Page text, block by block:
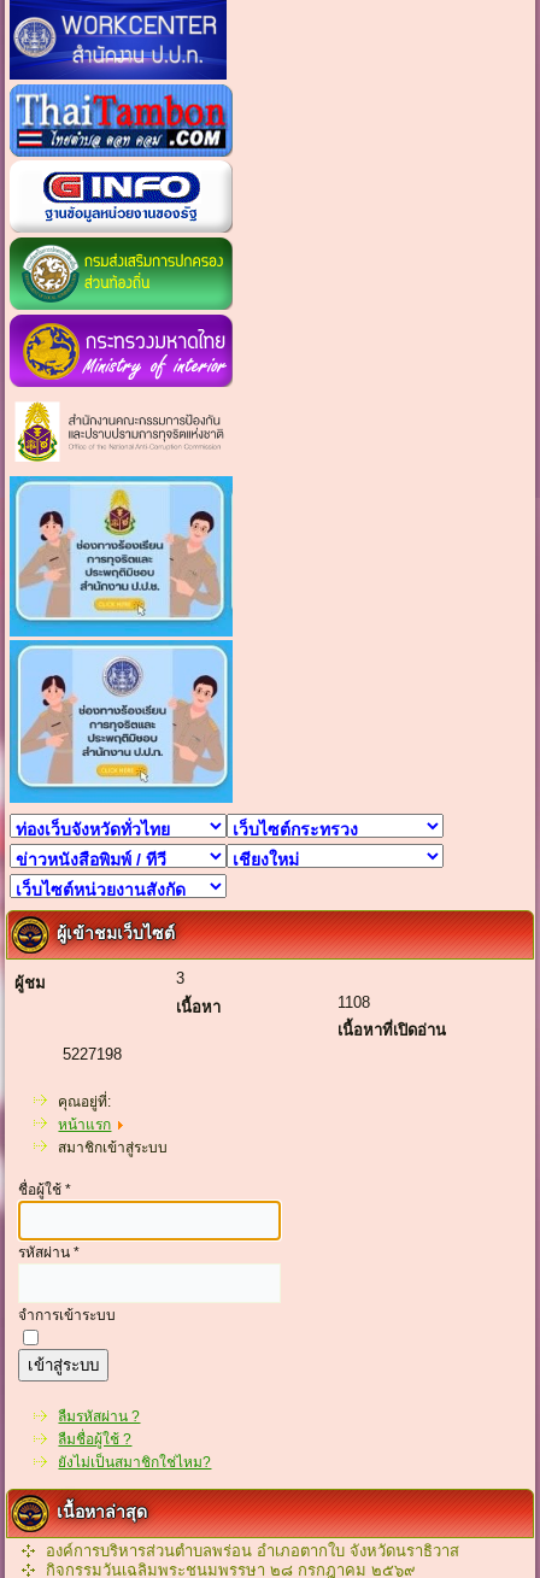
ผู้เข้าชมเว็บไซต์
ผู้ชม
3
เนื้อหา
1108
เนื้อหาที่เปิดอ่าน
5227198
คุณอยู่ที่:
หน้าแรก
สมาชิกเข้าสู่ระบบ
ชื่อผู้ใช้ *
รหัสผ่าน *
จำการเข้าระบบ
เข้าสู่ระบบ
ลืมรหัสผ่าน ?
ลืมชื่อผู้ใช้ ?
ยังไม่เป็นสมาชิกใช่ไหม?
เนื้อหาล่าสุด
องค์การบริหารส่วนตำบลพร่อน อำเภอตากใบ จังหวัดนราธิวาส
กิจกรรมวันเฉลิมพระชนมพรรษา ๒๘ กรกฎาคม ๒๕๖๙